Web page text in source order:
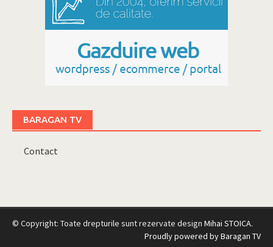
BARAGAN TV
Contact
© Copyright: Toate drepturile sunt rezervate design Mihai STOICA.
Proudly powered by Baragan TV